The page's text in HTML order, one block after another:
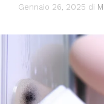
Gennaio 26, 2025 di